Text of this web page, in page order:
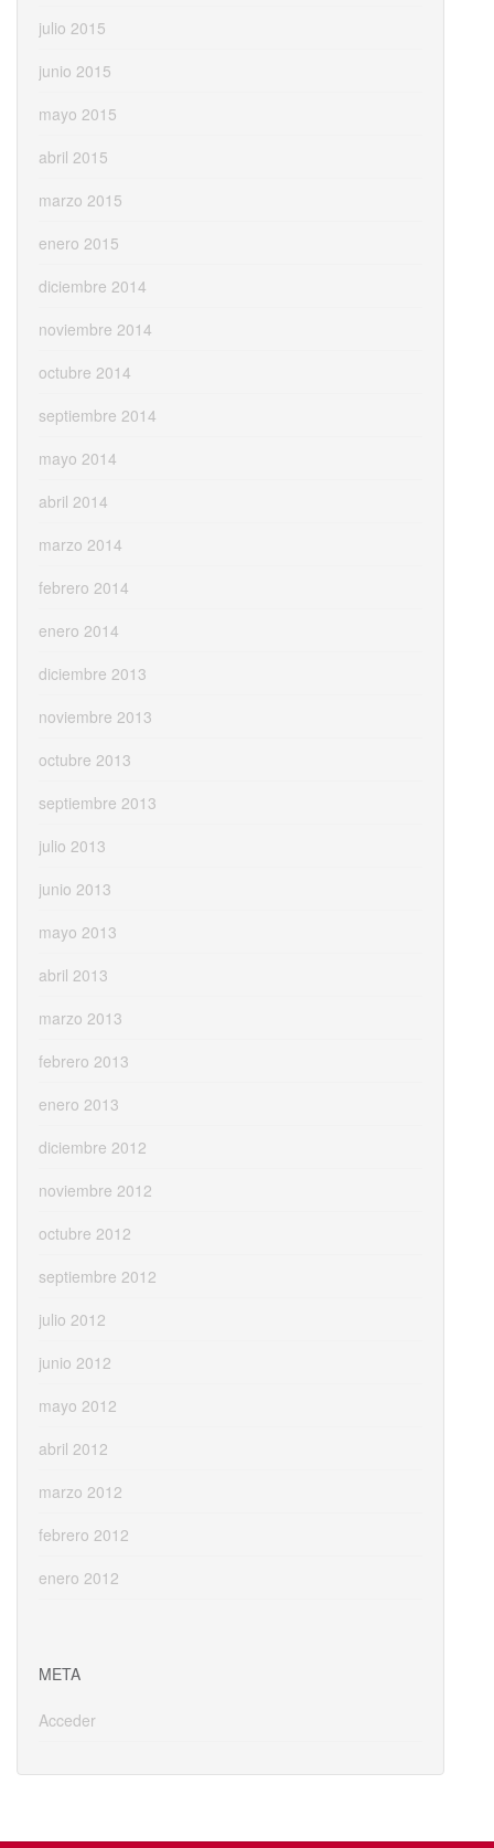
julio 2015
junio 2015
mayo 2015
abril 2015
marzo 2015
enero 2015
diciembre 2014
noviembre 2014
octubre 2014
septiembre 2014
mayo 2014
abril 2014
marzo 2014
febrero 2014
enero 2014
diciembre 2013
noviembre 2013
octubre 2013
septiembre 2013
julio 2013
junio 2013
mayo 2013
abril 2013
marzo 2013
febrero 2013
enero 2013
diciembre 2012
noviembre 2012
octubre 2012
septiembre 2012
julio 2012
junio 2012
mayo 2012
abril 2012
marzo 2012
febrero 2012
enero 2012
META
Acceder